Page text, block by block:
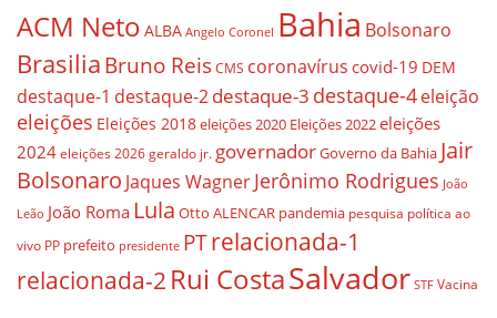
ACM Neto ALBA Angelo Coronel Bahia Bolsonaro
BrasiliaBruno ReisCMS coronavírus covid-19 DEM
destaque-1 destaque-2destaque-3 destaque-4eleição
eleições Eleições 2018eleições 2020 Eleições 2022eleições
2024 eleições 2026 geraldo jr. governadorGoverno da Bahia Jair
Bolsonaro Jaques WagnerJerônimo Rodrigues João
Leão João Roma Lula Otto ALENCAR pandemia pesquisa política ao
vivo PP prefeito presidente PTrelacionada-1
relacionada-2 Rui CostaSalvador STF Vacina